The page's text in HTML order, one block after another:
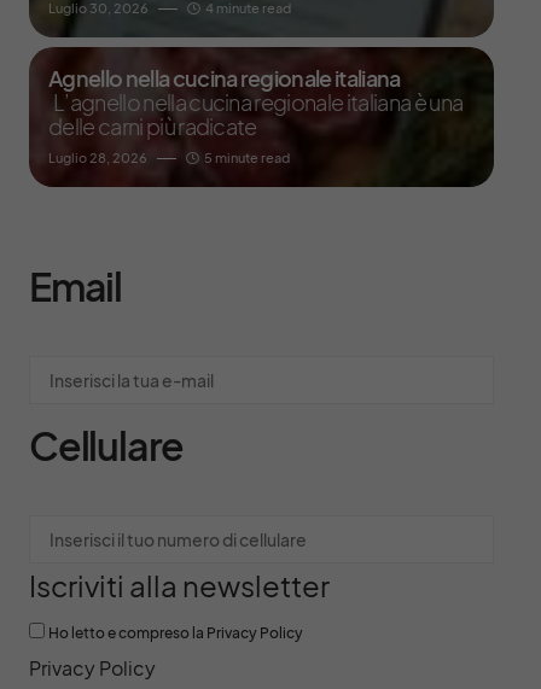
Luglio 30, 2026 4 minute read
Agnello nella cucina regionale italiana
L’agnello nella cucina regionale italiana è una
delle carni più radicate
Luglio 28, 2026 5 minute read
Email
Cellulare
Iscriviti alla newsletter
Ho letto e compreso la Privacy Policy
Privacy Policy